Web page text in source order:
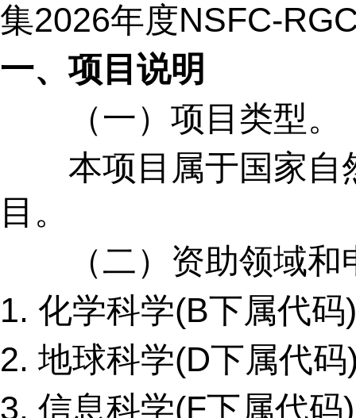
集2026年度NSFC-
一、项目说明
（一）项目类型。
本项目属于国家自
目。
（二）资助领域和
1. 化学科学(B下属代码)
2. 地球科学(D下属代码
3. 信息科学(F下属代码)